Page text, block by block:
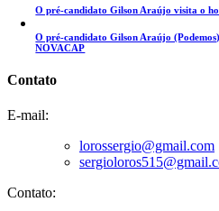
O pré-candidato Gilson Araújo visita o
O pré-candidato Gilson Araújo
NOVACAP
Contato
E-mail:
lorossergio@gmail.com
Contato: